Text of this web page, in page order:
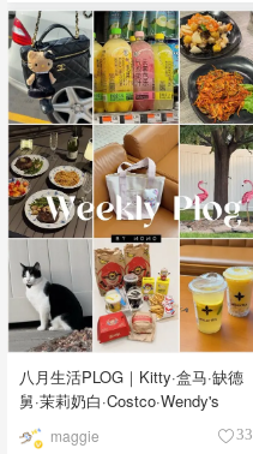
八月生活PLOG｜Kitty·盒马·缺德
舅·茉莉奶白·Costco·Wendy's
maggie 33